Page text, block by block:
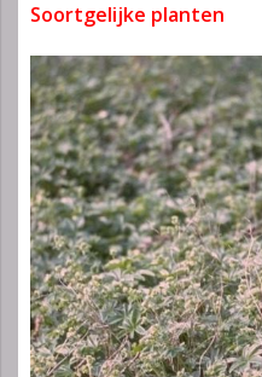
Soortgelijke planten